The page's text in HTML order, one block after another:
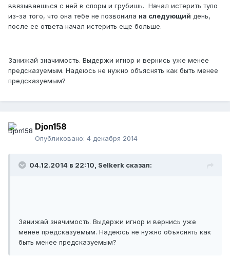
ввязываешься с ней в споры и грубишь. Начал истерить тупо
из-за того, что она тебе не позвонила на следующий день,
после ее ответа начал истерить еще больше.
Занижай значимость. Выдержи игнор и вернись уже менее
предсказуемым. Надеюсь не нужно объяснять как быть менее
предсказуемым?
Djon158
Опубликовано: 4 декабря 2014
04.12.2014 в 22:10, Selkerk сказал:
Занижай значимость. Выдержи игнор и вернись уже
менее предсказуемым. Надеюсь не нужно объяснять как
быть менее предсказуемым?